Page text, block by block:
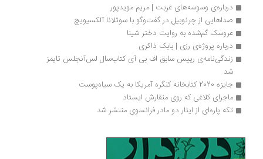
درباره‌ی وسوسه‌های غربت | مریم مویدپور
صداهایی از چرنوبیل در گفت‌وگو با سوتلانا آلکسیویچ
عروسک گم‌شده به روایت دختر شینا
درباره پروژه‌ی رزی | بابک ذاکری
زندگی‌نامه‌ی رییس سابق اف بی آی کتاب‌سال لس‌آنجلس تایمز
جایزه 2020 کتابخانه کنگره آمریکا به یک سیاه‌پوست
ماجرای کلاغی که روی منقارش ایستاد
تکه پاره‌ای از ایثار دو مادر فرانسوی منتشر شد